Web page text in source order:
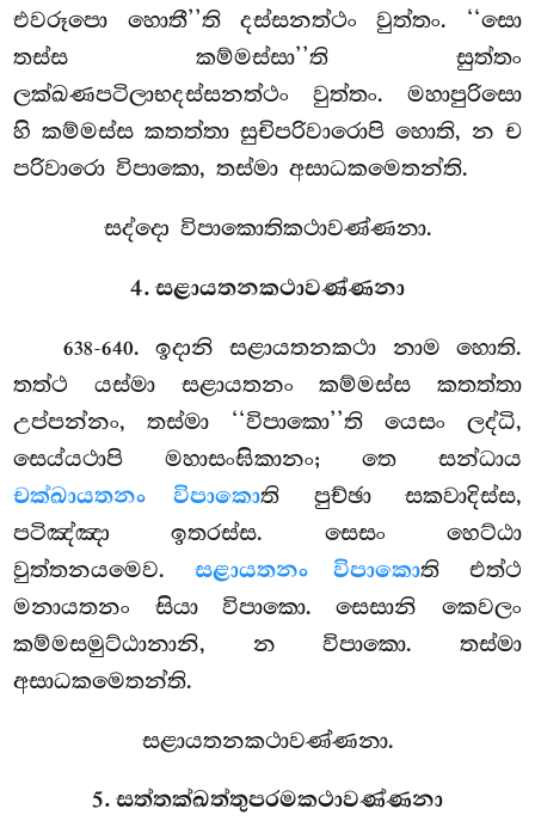
එවරූපො හොතී’’ති දස්සනත්ථං වුත්තං. ‘‘සො
තස්ස කම්මස්සා’’ති සුත්තං
ලක්ඛණපටිලාභදස්සනත්ථං වුත්තං. මහාපුරිසො
හි කම්මස්ස කතත්තා සුචිපරිවාරොපි හොති, න ච
පරිවාරො විපාකො, තස්මා අසාධකමෙතන්ති.
සද්දො විපාකොතිකථාවණ්ණනා.
4. සළායතනකථාවණ්ණනා
638-640. ඉදානිසළායතනකථා නාම හොති.
තත්ථ යස්මා සළායතනං කම්මස්ස කතත්තා
උප්පන්නං, තස්මා ‘‘විපාකො’’ති යෙසං ලද්ධි,
සෙය්යථාපි මහාසංඝිකානං; තෙ සන්ධාය
චක්ඛායතනං විපාකොති පුච්ඡා සකවාදිස්ස,
පටිඤ්ඤා ඉතරස්ස. සෙසං හෙට්ඨා
වුත්තනයමෙව.සළායතනං විපාකොති එත්ථ
මනායතනං සියා විපාකො. සෙසානි කෙවලං
කම්මසමුට්ඨානානි, න විපාකො. තස්මා
අසාධකමෙතන්ති.
සළායතනකථාවණ්ණනා.
5. සත්තක්ඛත්තුපරමකථාවණ්ණනා